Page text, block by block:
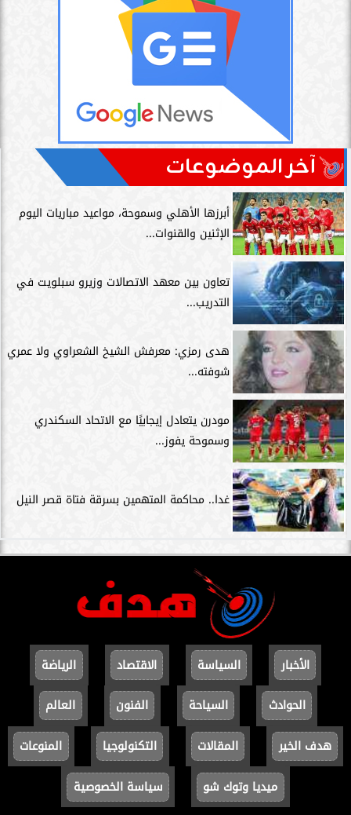
آخر الموضوعات
أبرزها الأهلي وسموحة، مواعيد مباريات اليوم
الإثنين والقنوات...
تعاون بين معهد الاتصالات وزيرو سبلويت في
التدريب...
هدى رمزي: معرفش الشيخ الشعراوي ولا عمري
شوفته...
مودرن يتعادل إيجابيًا مع الاتحاد السكندري
وسموحة يفوز...
غدا.. محاكمة المتهمين بسرقة فتاة قصر النيل
الأخبار السياسة الاقتصاد
الرياضة
الحوادث
السياحة الفنون
العالم
هدف الخير
المقالات التكنولوجيا
المنوعات
ميديا وتوك شو
سياسة الخصوصية